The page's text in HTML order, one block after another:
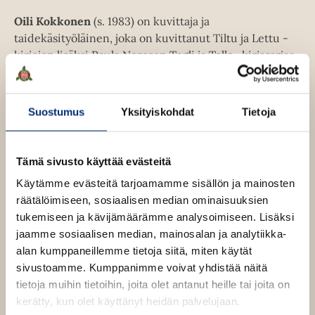
Suostumus Yksityiskohdat Tietoja
Tämä sivusto käyttää evästeitä
Käytämme evästeitä tarjoamamme sisällön ja mainosten
räätälöimiseen, sosiaalisen median ominaisuuksien
tukemiseen ja kävijämäärämme analysoimiseen. Lisäksi
jaamme sosiaalisen median, mainosalan ja analytiikka-
alan kumppaneillemme tietoja siitä, miten käytät
sivustoamme. Kumppanimme voivat yhdistää näitä
tietoja muihin tietoihin, joita olet antanut heille tai joita on
kerätty, kun olet käyttänyt heidän palvelujaan.
ä
l
i
e
t
e
n
v
ä
l
i
e
h
e
n
Oili Kokkonen (s. 1983) on kuvittaja ja
taidekäsityöläinen, joka on kuvittanut Tiltu ja Lettu -
kirjojen lisäksi Paula Norosen Tagli ja Telle -kirjasarjaa
sekä postikortteja. Kokkonen on ollut toteuttamassa
Lukuleikkimaailmaa.
Lue lisää tekijästä
a
r
u
V
i
i
i
k
a
i
O
h
O
h